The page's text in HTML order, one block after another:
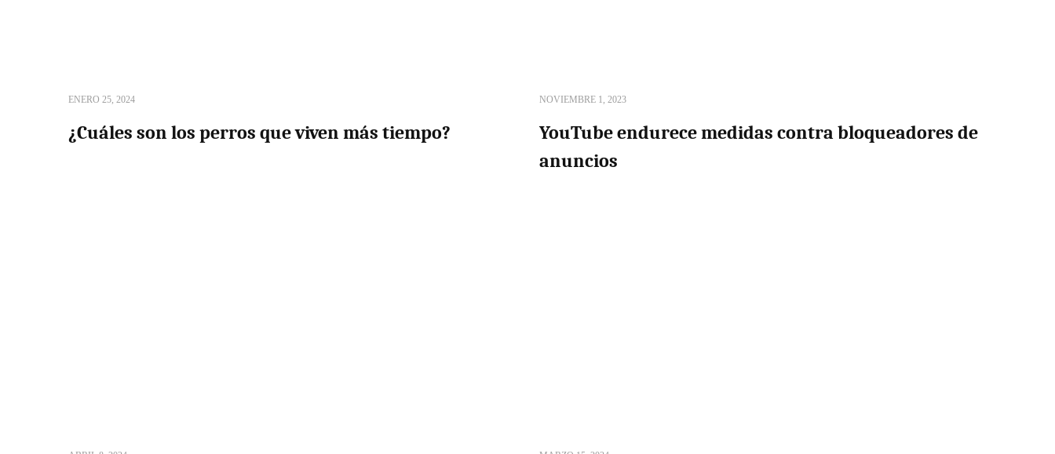
ENERO 25, 2024
¿Cuáles son los perros que viven más tiempo?
NOVIEMBRE 1, 2023
YouTube endurece medidas contra bloqueadores de
anuncios